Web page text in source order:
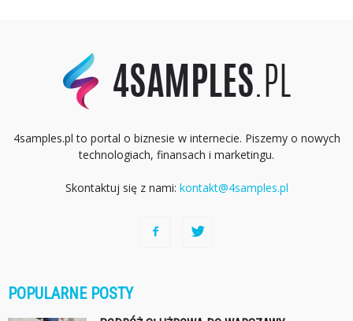
4samples.pl to portal o biznesie w internecie. Piszemy o nowych
technologiach, finansach i marketingu.
Skontaktuj się z nami: kontakt@4samples.pl
POPULARNE POSTY